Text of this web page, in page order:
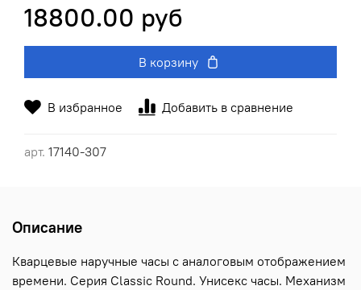
В избранное Добавить в сравнение
арт. 17140-307
18800.00 руб
В корзину
Описание
Кварцевые наручные часы с аналоговым отображением
времени. Серия Classic Round. Унисекс часы. Механизм